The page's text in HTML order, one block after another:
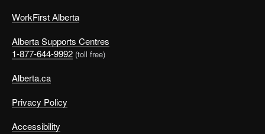
WorkFirst Alberta
Alberta Supports Centres
1-877-644-9992 (toll free)
Alberta.ca
Privacy Policy
Accessibility